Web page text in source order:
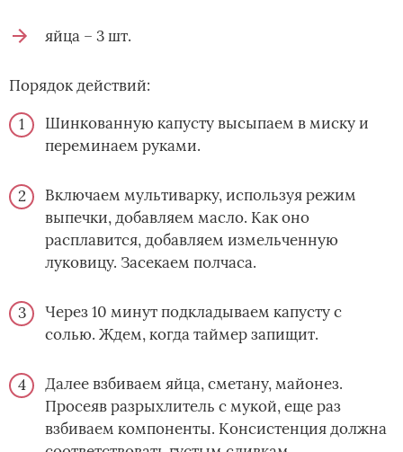
яйца – 3 шт.
Порядок действий:
Шинкованную капусту высыпаем в миску и
переминаем руками.
Включаем мультиварку, используя режим
выпечки, добавляем масло. Как оно
расплавится, добавляем измельченную
луковицу. Засекаем полчаса.
Через 10 минут подкладываем капусту с
солью. Ждем, когда таймер запищит.
Далее взбиваем яйца, сметану, майонез.
Просеяв разрыхлитель с мукой, еще раз
взбиваем компоненты. Консистенция должна